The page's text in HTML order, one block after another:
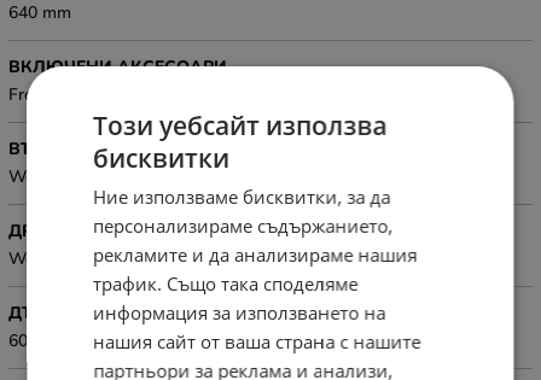
640 mm
ВКЛЮЧЕНИ АКСЕСОАРИ
Front lock, Rear lock, M6 screws
ВЪТРЕШНИ РАМЕРИ, ММ
Working depth: 505 mm
ДРУГИ
Weatherproof rating: IP20; Cable entry panel: Top, Bottom
ДЪЛБОЧИНА, ММ
600 mm
Този уебсайт използва
бисквитки
Ние използваме бисквитки, за да
персонализираме съдържанието,
рекламите и да анализираме нашия
трафик. Също така споделяме
информация за използването на
нашия сайт от ваша страна с нашите
партньори за реклама и анализи,